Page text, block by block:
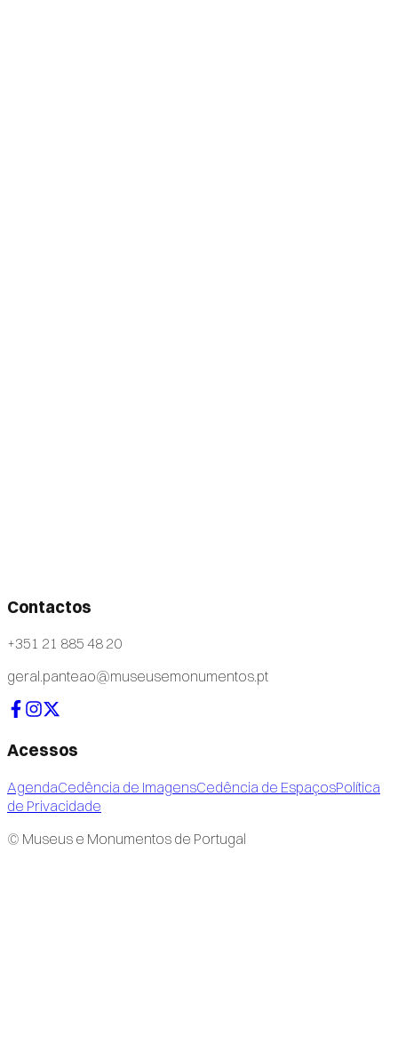
Contactos
+351 21 885 48 20
geral.panteao@museusemonumentos.pt
Acessos
AgendaCedência de ImagensCedência de EspaçosPolítica
de Privacidade
© Museus e Monumentos de Portugal